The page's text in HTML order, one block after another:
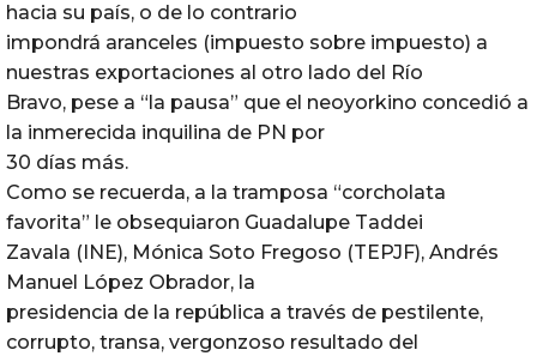
hacia su país, o de lo contrario
impondrá aranceles (impuesto sobre impuesto) a
nuestras exportaciones al otro lado del Río
Bravo, pese a “la pausa” que el neoyorkino concedió a
la inmerecida inquilina de PN por
30 días más.
Como se recuerda, a la tramposa “corcholata
favorita” le obsequiaron Guadalupe Taddei
Zavala (INE), Mónica Soto Fregoso (TEPJF), Andrés
Manuel López Obrador, la
presidencia de la república a través de pestilente,
corrupto, transa, vergonzoso resultado del